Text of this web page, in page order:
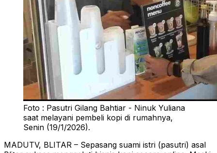
Foto : Pasutri Gilang Bahtiar - Ninuk Yuliana
saat melayani pembeli kopi di rumahnya,
Senin (19/1/2026).
MADUTV, BLITAR – Sepasang suami istri (pasutri) asal